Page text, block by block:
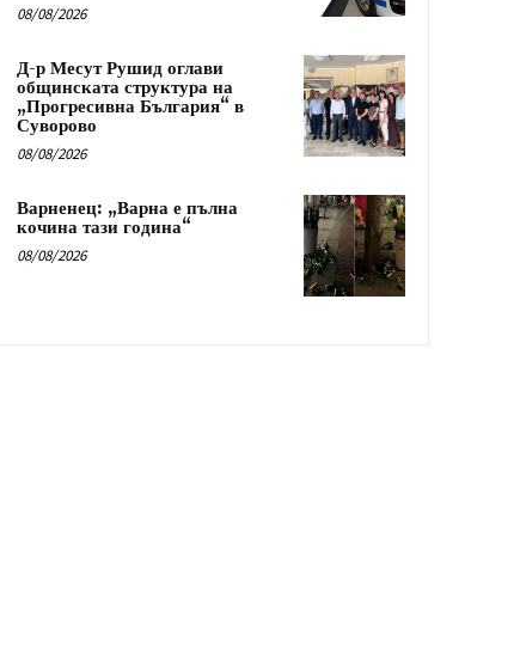
08/08/2026
Д-р Месут Рушид оглави
общинската структура на
„Прогресивна България“ в
Суворово
08/08/2026
Варненец: „Варна е пълна
кочина тази година“
08/08/2026